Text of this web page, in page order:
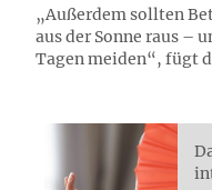
„Außerdem sollten
aus der Sonne raus –
Tagen meiden“, fügt